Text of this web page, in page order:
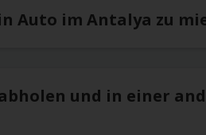
Auto im Antalya zu
und in einer